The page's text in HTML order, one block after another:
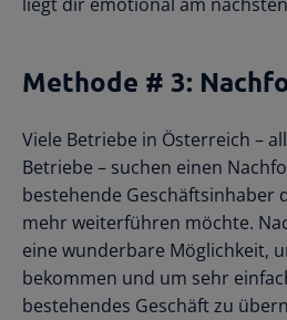
Methode # 3:
Viele Betriebe in Österreich –
Betriebe – suchen einen
bestehende Geschäftsinhaber
mehr weiterführen möchte.
eine wunderbare Möglichkeit,
bekommen und um sehr
bestehendes Geschäft zu